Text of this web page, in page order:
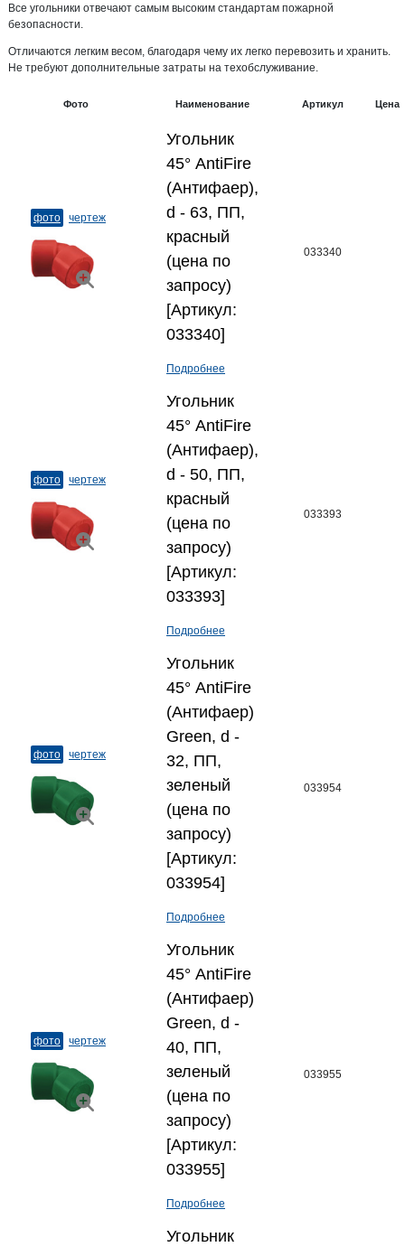
Все угольники отвечают самым высоким стандартам пожарной
безопасности.
Отличаются легким весом, благодаря чему их легко перевозить и хранить.
Не требуют дополнительные затраты на техобслуживание.
Фото Наименование Артикул Цена
фото чертеж
Угольник
45° AntiFire
(Антифаер),
d - 63, ПП,
красный
(цена по
запросу)
[Артикул:
033340]
Подробнее
033340
фото чертеж
Угольник
45° AntiFire
(Антифаер),
d - 50, ПП,
красный
(цена по
запросу)
[Артикул:
033393]
Подробнее
033393
фото чертеж
Угольник
45° AntiFire
(Антифаер)
Green, d -
32, ПП,
зеленый
(цена по
запросу)
[Артикул:
033954]
Подробнее
033954
фото чертеж
Угольник
45° AntiFire
(Антифаер)
Green, d -
40, ПП,
зеленый
(цена по
запросу)
[Артикул:
033955]
Подробнее
033955
Угольник